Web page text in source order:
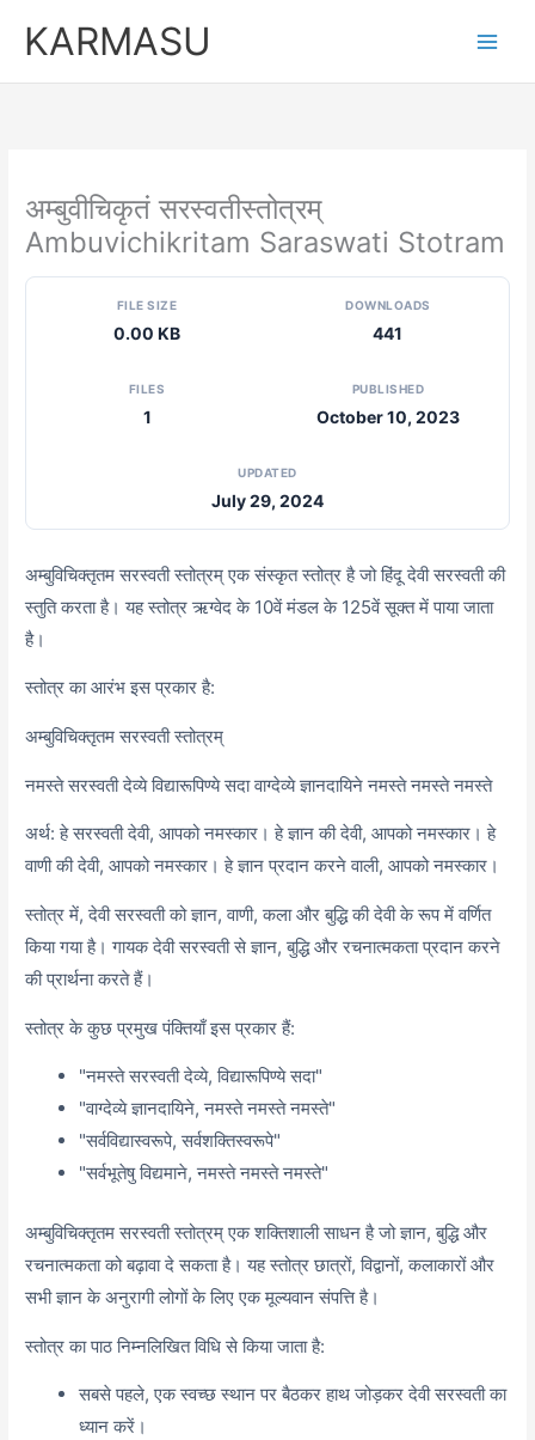
KARMASU
अम्बुवीचिकृतं सरस्वतीस्तोत्रम्
Ambuvichikritam Saraswati Stotram
FILE SIZE
0.00 KB
DOWNLOADS
441
FILES
1
PUBLISHED
October 10, 2023
UPDATED
July 29, 2024
अम्बुविचिक्तृतम सरस्वती स्तोत्रम् एक संस्कृत स्तोत्र है जो हिंदू देवी सरस्वती की
स्तुति करता है। यह स्तोत्र ऋग्वेद के 10वें मंडल के 125वें सूक्त में पाया जाता
है।
स्तोत्र का आरंभ इस प्रकार है:
अम्बुविचिक्तृतम सरस्वती स्तोत्रम्
नमस्ते सरस्वती देव्ये विद्यारूपिण्ये सदा वाग्देव्ये ज्ञानदायिने नमस्ते नमस्ते नमस्ते
अर्थ: हे सरस्वती देवी, आपको नमस्कार। हे ज्ञान की देवी, आपको नमस्कार। हे
वाणी की देवी, आपको नमस्कार। हे ज्ञान प्रदान करने वाली, आपको नमस्कार।
स्तोत्र में, देवी सरस्वती को ज्ञान, वाणी, कला और बुद्धि की देवी के रूप में वर्णित
किया गया है। गायक देवी सरस्वती से ज्ञान, बुद्धि और रचनात्मकता प्रदान करने
की प्रार्थना करते हैं।
स्तोत्र के कुछ प्रमुख पंक्तियाँ इस प्रकार हैं:
"नमस्ते सरस्वती देव्ये, विद्यारूपिण्ये सदा"
"वाग्देव्ये ज्ञानदायिने, नमस्ते नमस्ते नमस्ते"
"सर्वविद्यास्वरूपे, सर्वशक्तिस्वरूपे"
"सर्वभूतेषु विद्यमाने, नमस्ते नमस्ते नमस्ते"
अम्बुविचिक्तृतम सरस्वती स्तोत्रम् एक शक्तिशाली साधन है जो ज्ञान, बुद्धि और
रचनात्मकता को बढ़ावा दे सकता है। यह स्तोत्र छात्रों, विद्वानों, कलाकारों और
सभी ज्ञान के अनुरागी लोगों के लिए एक मूल्यवान संपत्ति है।
स्तोत्र का पाठ निम्नलिखित विधि से किया जाता है:
सबसे पहले, एक स्वच्छ स्थान पर बैठकर हाथ जोड़कर देवी सरस्वती का
ध्यान करें।